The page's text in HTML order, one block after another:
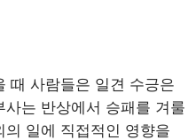
때 사람들은 일견 수긍은
는 반상에서 승패를 겨룰
일에 직접적인 영향을